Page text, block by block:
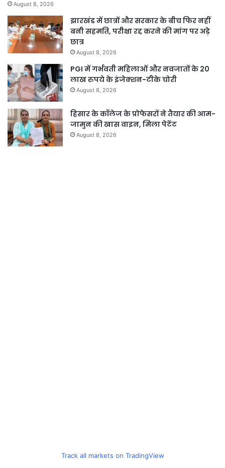
August 8, 2026
झारखंड में छात्रों और सरकार के बीच फिर नहीं
बनी सहमति, परीक्षा रद्द करने की मांग पर अड़े
छात्र
August 8, 2026
PGI में गर्भवती महिलाओं और नवजातों के 20
लाख रुपये के इंजेक्शन-टीके चोरी
August 8, 2026
हिसार के कॉलेज के प्रोफेसरों ने तैयार की आम-
जामुन की खास वाइन, मिला पेटेंट
August 8, 2026
Track all markets on TradingView